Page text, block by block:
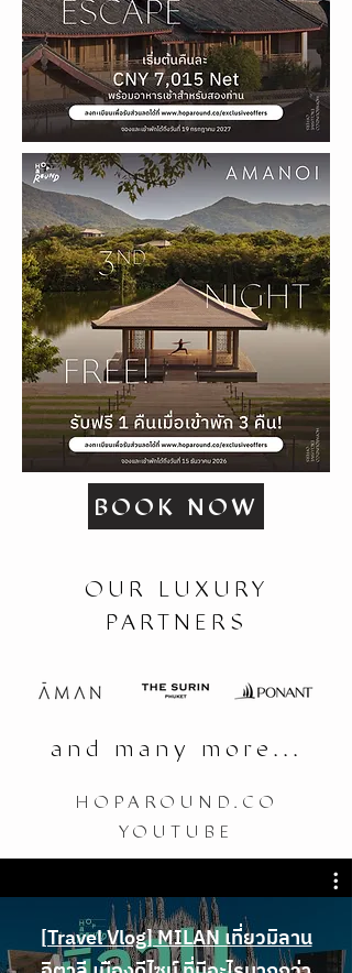
BOOK NOW
OUR LUXURY
PARTNERS
and many more...
HOPAROUND.CO
YOUTUBE
[Travel Vlog] MILAN เที่ยวมิลาน